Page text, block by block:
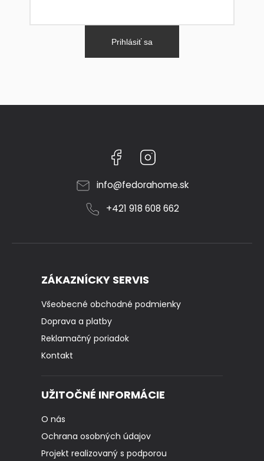
Prihlásiť sa
Facebook
info@fedorahome.sk
+421 918 608 662
ZÁKAZNÍCKY SERVIS
Všeobecné obchodné podmienky
Doprava a platby
Reklamačný poriadok
Kontakt
UŽITOČNÉ INFORMÁCIE
O nás
Ochrana osobných údajov
Projekt realizovaný s podporou